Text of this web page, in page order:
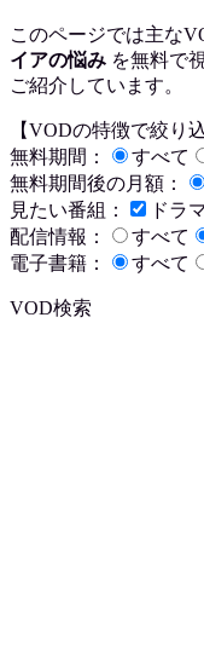
このページでは主な
イアの悩み を無料で
ご紹介しています。
【VODの特徴で絞り
無料期間：
すべて
無料期間後の月額：
見たい番組：
ドラ
配信情報：
すべて
電子書籍：
すべて
VOD検索